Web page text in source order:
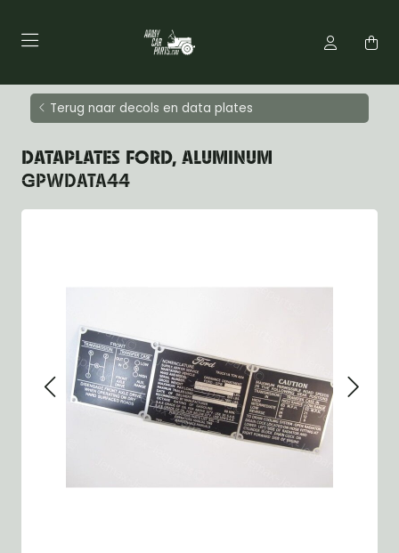
Terug naar decols en data plates
DATAPLATES FORD, ALUMINUM
GPWDATA44